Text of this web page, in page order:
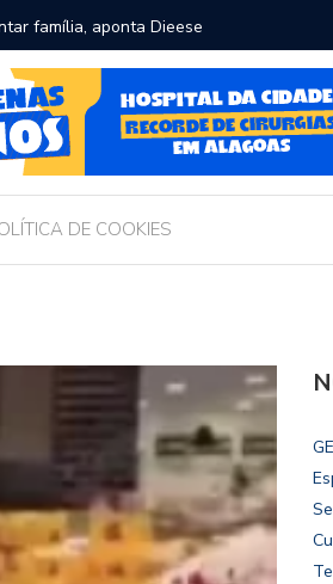
oficializa candidaturas de Renan
Chico
DE COOKIES